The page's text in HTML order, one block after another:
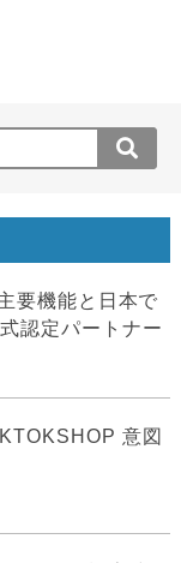
要機能と日本で
認定パートナー
意図